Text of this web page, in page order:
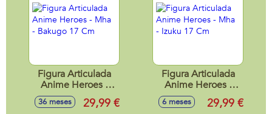
Figura Articulada
Anime Heroes -
Mha - Bakugo 17
Cm
36 meses 29,99 €
Figura Articulada
Anime Heroes -
Mha - Izuku 17 Cm
6 meses 29,99 €